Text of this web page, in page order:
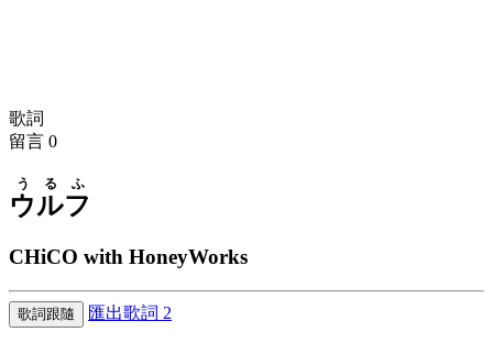
歌詞
留言 0
ウルフ
うるふ
CHiCO with HoneyWorks
歌詞跟隨 匯出歌詞 2